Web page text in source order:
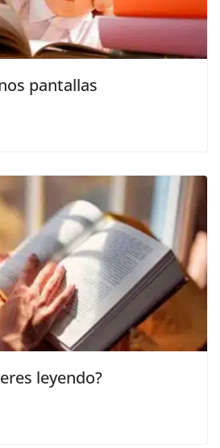
pantallas
leyendo?